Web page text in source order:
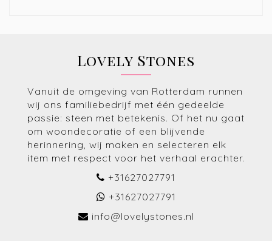
Lovely Stones
Vanuit de omgeving van Rotterdam runnen
wij ons familiebedrijf met één gedeelde
passie: steen met betekenis. Of het nu gaat
om woondecoratie of een blijvende
herinnering, wij maken en selecteren elk
item met respect voor het verhaal erachter.
+31627027791
+31627027791
info@lovelystones.nl